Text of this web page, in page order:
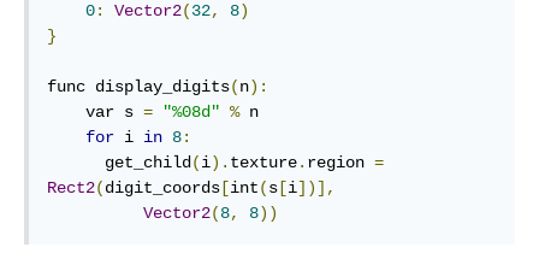
0: Vector2(32, 8)
}
func display_digits(n):
    var s
= "%08d" % n
for i in 8:
      get_child
(i). texture. region =
Rect2(digit_coords [int(s [i])],
Vector2(8, 8))